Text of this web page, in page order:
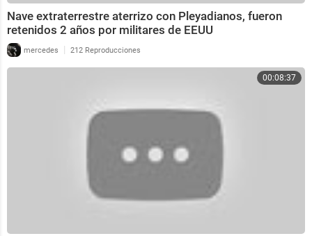
Nave extraterrestre aterrizo con Pleyadianos, fueron
retenidos 2 años por militares de EEUU
mercedes | 212 Reproducciones
00:08:37